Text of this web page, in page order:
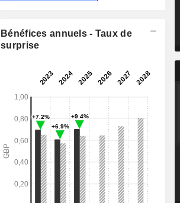
2,96 Md
1,81 Md
939 M
760 M
Bénéfices annuels - Taux de
surprise